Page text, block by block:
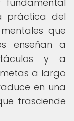
práctica del
que
enseñan a
y a
a largo
en una
trasciende